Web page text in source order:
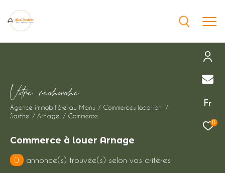
Fr
0
Vore recece
Agence immobilière au Mans
Commerces location
Sarthe
Arnage Commerce
Commerce à louer Arnage
0 annonce(s) trouvée(s) selon vos critères
Effectuer une recherche
et trouver le bien qui correspond à vos
critères
Type
d'offre
Location immobilier professionnel